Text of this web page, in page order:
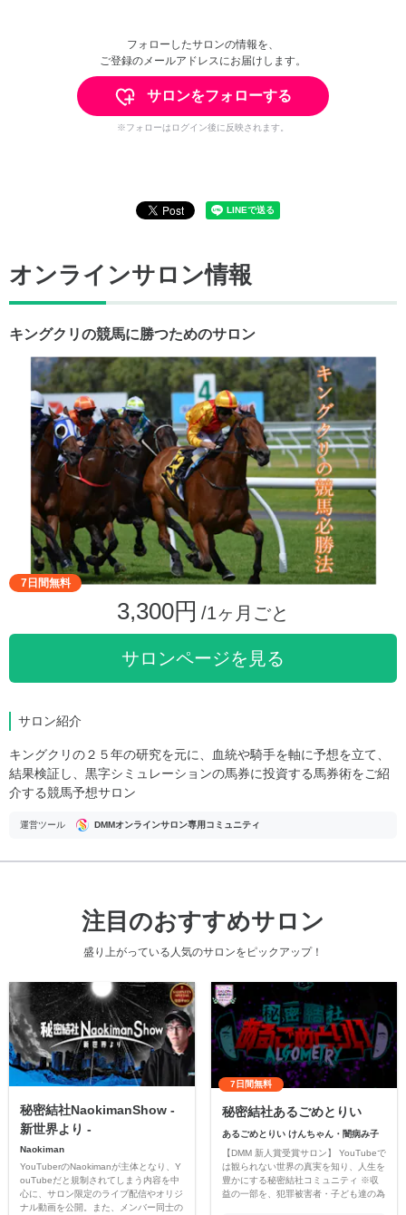
フォローしたサロンの情報を、
ご登録のメールアドレスにお届けします。
サロンをフォローする
※フォローはログイン後に反映されます。
オンラインサロン情報
キングクリの競馬に勝つためのサロン
7日間無料
3,300円 /1ヶ月ごと
サロンページを見る
サロン紹介
キングクリの２５年の研究を元に、血統や騎手を軸に予想を立て、
結果検証し、黒字シミュレーションの馬券に投資する馬券術をご紹
介する競馬予想サロン
運営ツール DMMオンラインサロン専用コミュニティ
注目のおすすめサロン
盛り上がっている人気のサロンをピックアップ！
秘密結社NaokimanShow -
新世界より -
Naokiman
YouTuberのNaokimanが主体となり、Y
ouTubeだと規制されてしまう内容を中
心に、サロン限定のライブ配信やオリジ
ナル動画を公開。また、メンバー同士の
7日間無料
秘密結社あるごめとりい
あるごめとりい けんちゃん・闇病み子
【DMM 新人賞受賞サロン】 YouTubeで
は観られない世界の真実を知り、人生を
豊かにする秘密結社コミュニティ ※収
益の一部を、犯罪被害者・子ども達の為